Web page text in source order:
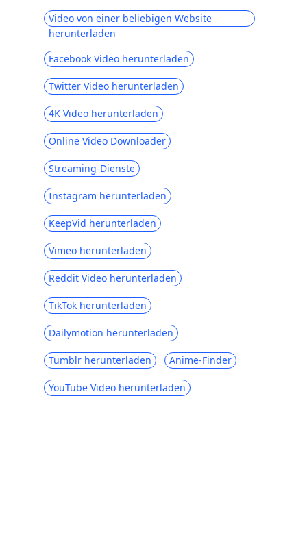
Video von einer beliebigen Website
herunterladen
Facebook Video herunterladen
Twitter Video herunterladen
4K Video herunterladen
Online Video Downloader
Streaming-Dienste
Instagram herunterladen
KeepVid herunterladen
Vimeo herunterladen
Reddit Video herunterladen
TikTok herunterladen
Dailymotion herunterladen
Tumblr herunterladen Anime-Finder
YouTube Video herunterladen